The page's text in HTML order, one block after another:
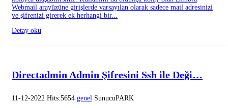
Webmail arayüzüne girişlerde varsayılan olarak sadece mail adresinizi
ve şifrenizi girerek ek herhangi bir...
Detay oku
Directadmin Admin Şifresini Ssh ile Deği…
11-12-2022 Hits:5654 genel SunucuPARK